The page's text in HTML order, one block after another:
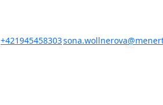
+421945458303